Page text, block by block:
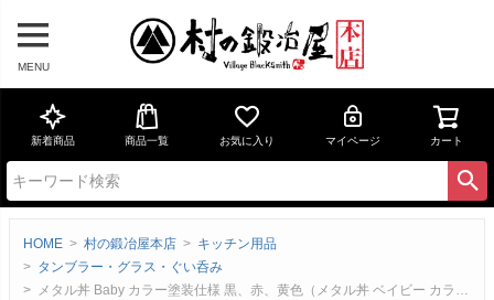
MENU
新着商品 商品一覧 お気に入り マイページ カート
HOME 村の鍛冶屋本店
キッチン用品
タンブラー・グラス・ぐい呑み
メタル丼 Baby カラー塗装仕様 黒、赤、黄色（メタル丼 ベイビー カラー）直径12cm（18-8ステンレス製）2重構造だから割れない！冷めない！熱くない！